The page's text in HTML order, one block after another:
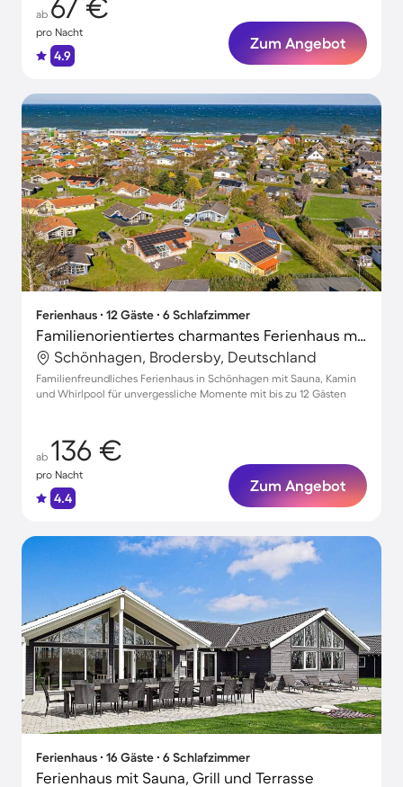
ab 67 €
pro Nacht
4.9
Zum Angebot
Ferienhaus ∙ 12 Gäste ∙ 6 Schlafzimmer
Familienorientiertes charmantes Ferienhaus mit Sauna, Whirlpool und Grill | Neben dem Strand | Haustierfreundlich
Schönhagen, Brodersby, Deutschland
Familienfreundliches Ferienhaus in Schönhagen mit Sauna, Kamin
und Whirlpool für unvergessliche Momente mit bis zu 12 Gästen
ab 136 €
pro Nacht
4.4
Zum Angebot
Ferienhaus ∙ 16 Gäste ∙ 6 Schlafzimmer
Ferienhaus mit Sauna, Grill und Terrasse